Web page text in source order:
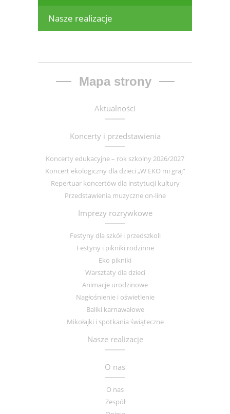
Nasze realizacje
Mapa strony
Aktualności
Koncerty i przedstawienia
Koncerty edukacyjne – rok szkolny 2026/2027
Koncert ekologiczny dla dzieci „W EKO mi graj”
Repertuar koncertów dla instytucji kultury
Przedstawienia muzyczne on-line
Imprezy rozrywkowe
Festyny dla szkół i przedszkoli
Festyny i pikniki rodzinne
Eko pikniki
Warsztaty dla dzieci
Animacje urodzinowe
Nagłośnienie i oświetlenie
Baliki karnawałowe
Mikołajki i spotkania świąteczne
Nasze realizacje
O nas
O nas
Zespół